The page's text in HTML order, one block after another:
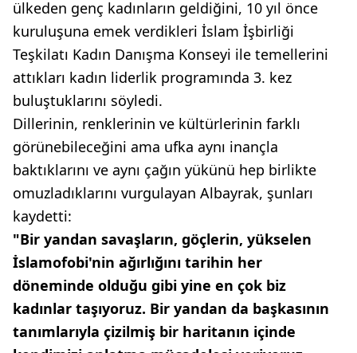
ülkeden genç kadınların geldiğini, 10 yıl önce
kuruluşuna emek verdikleri İslam İşbirliği
Teşkilatı Kadın Danışma Konseyi ile temellerini
attıkları kadın liderlik programında 3. kez
buluştuklarını söyledi.
Dillerinin, renklerinin ve kültürlerinin farklı
görünebileceğini ama ufka aynı inançla
baktıklarını ve aynı çağın yükünü hep birlikte
omuzladıklarını vurgulayan Albayrak, şunları
kaydetti:
"Bir yandan savaşların, göçlerin, yükselen
İslamofobi'nin ağırlığını tarihin her
döneminde olduğu gibi yine en çok biz
kadınlar taşıyoruz. Bir yandan da başkasının
tanımlarıyla çizilmiş bir haritanın içinde